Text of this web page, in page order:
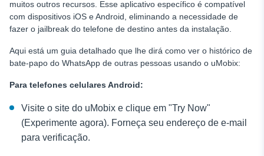
muitos outros recursos. Esse aplicativo específico é compatível
com dispositivos iOS e Android, eliminando a necessidade de
fazer o jailbreak do telefone de destino antes da instalação.
Aqui está um guia detalhado que lhe dirá como ver o histórico de
bate-papo do WhatsApp de outras pessoas usando o uMobix:
Para telefones celulares Android:
Visite o site do uMobix e clique em "Try Now"
(Experimente agora). Forneça seu endereço de e-mail
para verificação.